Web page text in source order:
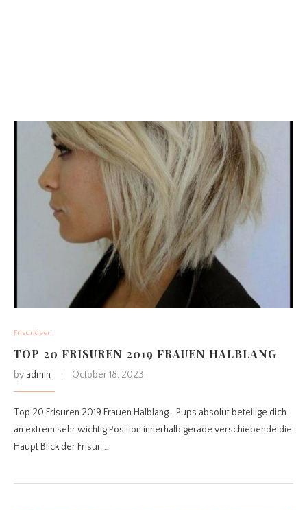
Frisurideen
TOP 20 FRISUREN 2019 FRAUEN HALBLANG
by admin October 18, 2023
Top 20 Frisuren 2019 Frauen Halblang –Pups absolut beteilige dich
an extrem sehr wichtig Position innerhalb gerade verschiebende die
Haupt Blick der Frisur.…